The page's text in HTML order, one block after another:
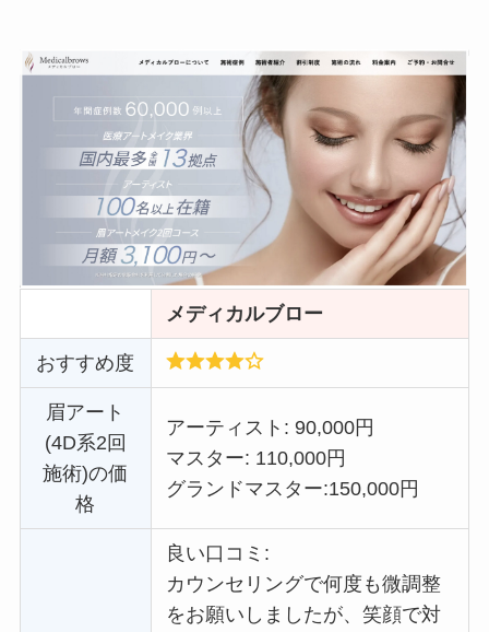
メディカルブロー
おすすめ度
眉アート
(4D系2回
施術)の価
格
アーティスト: 90,000円
マスター: 110,000円
グランドマスター:150,000円
良い口コミ:
カウンセリングで何度も微調整
をお願いしましたが、笑顔で対